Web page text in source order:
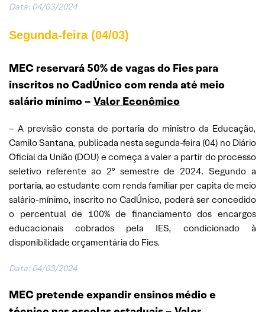
Data: 04/03/2024
Segunda-feira (04/03)
MEC reservará 50% de vagas do Fies para
inscritos no CadÚnico com renda até meio
salário mínimo – Valor Econômico
– A previsão consta de portaria do ministro da Educação,
Camilo Santana, publicada nesta segunda-feira (04) no Diário
Oficial da União (DOU) e começa a valer a partir do processo
seletivo referente ao 2º semestre de 2024. Segundo a
portaria, ao estudante com renda familiar per capita de meio
salário-mínimo, inscrito no CadÚnico, poderá ser concedido
o percentual de 100% de financiamento dos encargos
educacionais cobrados pela IES, condicionado à
disponibilidade orçamentária do Fies.
Data: 04/03/2024
MEC pretende expandir ensinos médio e